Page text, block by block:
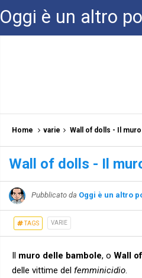
Oggi è un altro
Home varie Wall of dolls - Il
Wall of dolls - Il
Pubblicato da Oggi è un altro
TAGS VARIE
Il muro delle bambole, o Wall
delle vittime del femminicidio.